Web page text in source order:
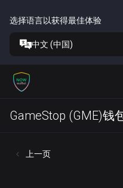
选择语言以获得最佳体验
中文 (中国)
GameStop (GME)钱
上一页